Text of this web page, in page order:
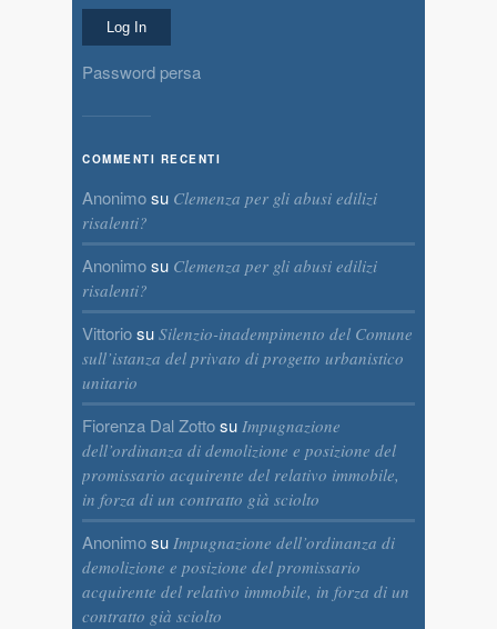
Password persa
COMMENTI RECENTI
Anonimosu Clemenza per gli abusi edilizi
risalenti?
Anonimosu Clemenza per gli abusi edilizi
risalenti?
Vittoriosu Silenzio-inadempimento del Comune
sull’istanza del privato di progetto urbanistico
unitario
Fiorenza Dal Zottosu Impugnazione
dell’ordinanza di demolizione e posizione del
promissario acquirente del relativo immobile,
in forza di un contratto già sciolto
Anonimosu Impugnazione dell’ordinanza di
demolizione e posizione del promissario
acquirente del relativo immobile, in forza di un
contratto già sciolto